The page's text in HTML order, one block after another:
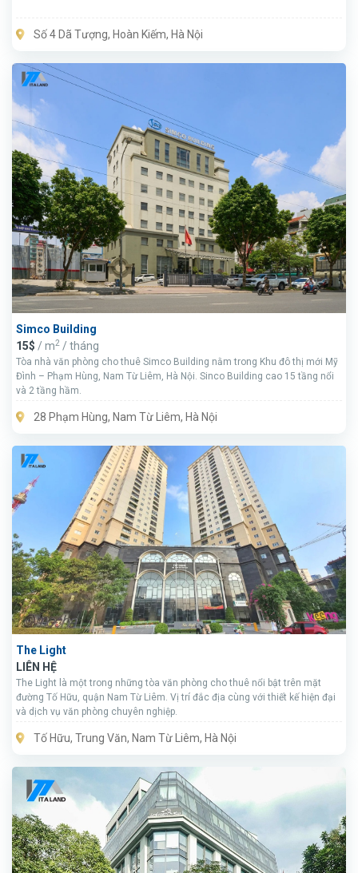
Số 4 Dã Tượng, Hoàn Kiếm, Hà Nội
Simco Building
15$ / m2 / tháng
Tòa nhà văn phòng cho thuê Simco Building nằm trong Khu đô thị mới Mỹ
Đình – Phạm Hùng, Nam Từ Liêm, Hà Nội. Sinco Building cao 15 tầng nổi
và 2 tầng hầm.
28 Phạm Hùng, Nam Từ Liêm, Hà Nội
The Light
LIÊN HỆ
The Light là một trong những tòa văn phòng cho thuê nổi bật trên mặt
đường Tố Hữu, quận Nam Từ Liêm. Vị trí đắc địa cùng với thiết kế hiện đại
và dịch vụ văn phòng chuyên nghiệp.
Tố Hữu, Trung Văn, Nam Từ Liêm, Hà Nội